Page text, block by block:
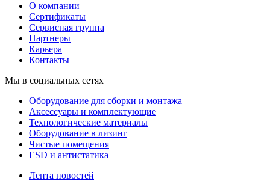
О компании
Сертификаты
Сервисная группа
Партнеры
Карьера
Контакты
Мы в социальных сетях
Оборудование для сборки и монтажа
Аксессуары и комплектующие
Технологические материалы
Оборудование в лизинг
Чистые помещения
ESD и антистатика
Лента новостей